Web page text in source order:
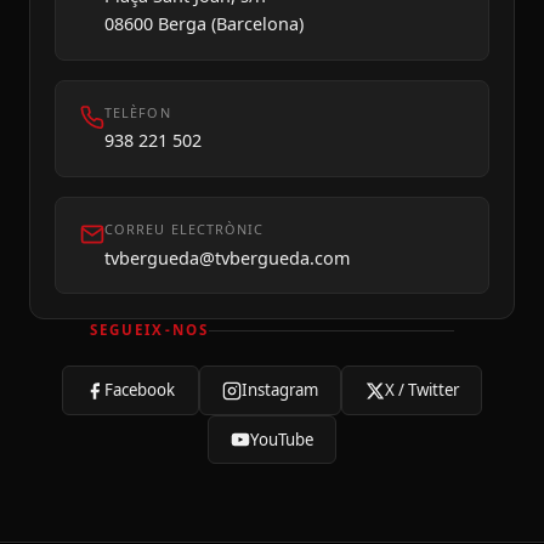
08600 Berga (Barcelona)
TELÈFON
938 221 502
CORREU ELECTRÒNIC
tvbergueda@tvbergueda.com
SEGUEIX-NOS
Facebook Instagram X / Twitter
YouTube